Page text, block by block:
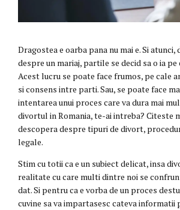
Dragostea e oarba pana nu mai e. Si atunci,
despre un mariaj, partile se decid sa o ia
Acest lucru se poate face frumos, pe cale
si consens intre parti. Sau, se poate face
intentarea unui proces care va dura mai
divortul in Romania, te-ai intreba? Citeste
descopera despre tipuri de divort,
legale.
Stim cu totii ca e un subiect delicat, insa
realitate cu care multi dintre noi se
dat. Si pentru ca e vorba de un proces
cuvine sa va impartasesc cateva informatii